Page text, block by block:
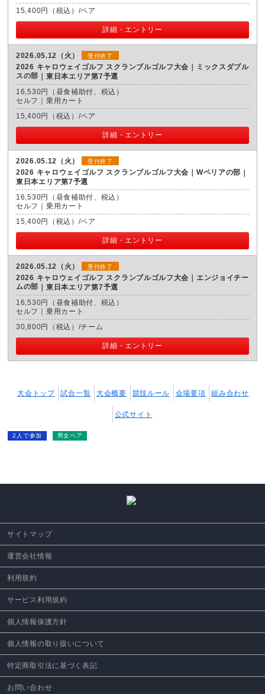
15,400円（税込）/ペア
詳細・エントリー
2026.05.12（火） 受付終了
2026 キャロウェイゴルフ スクランブルゴルフ大会｜ミックスダブル
スの部
東日本エリア第7予選
16,530円（昼食補助付、税込）
セルフ｜乗用カート
15,400円（税込）/ペア
詳細・エントリー
2026.05.12（火） 受付終了
2026 キャロウェイゴルフ スクランブルゴルフ大会｜Wペリアの部
東日本エリア第7予選
16,530円（昼食補助付、税込）
セルフ｜乗用カート
15,400円（税込）/ペア
詳細・エントリー
2026.05.12（火） 受付終了
2026 キャロウェイゴルフ スクランブルゴルフ大会｜エンジョイチー
ムの部
東日本エリア第7予選
16,530円（昼食補助付、税込）
セルフ｜乗用カート
30,800円（税込）/チーム
詳細・エントリー
大会トップ 試合一覧 大会概要 競技ルール 会場要項 組み合わせ
公式サイト
2人で参加 男女ペア
サイトマップ
運営会社情報
利用規約
サービス利用規約
個人情報保護方針
個人情報の取り扱いについて
特定商取引法に基づく表記
お問い合わせ